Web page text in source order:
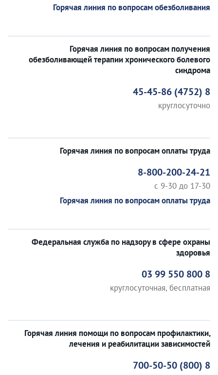
Горячая линия по вопросам обезболивания
Горячая линия по вопросам получения
обезболивающей терапии хронического болевого
синдрома
8 (4752) 45-45-86
круглосуточно
Горячая линия по вопросам оплаты труда
8-800-200-24-21
c 9-30 до 17-30
Горячая линия по вопросам оплаты труда
Федеральная служба по надзору в сфере охраны
здоровья
8 800 550 99 03
круглосуточная, бесплатная
Горячая линия помощи по вопросам профилактики,
лечения и реабилитации зависимостей
8 (800) 700-50-50